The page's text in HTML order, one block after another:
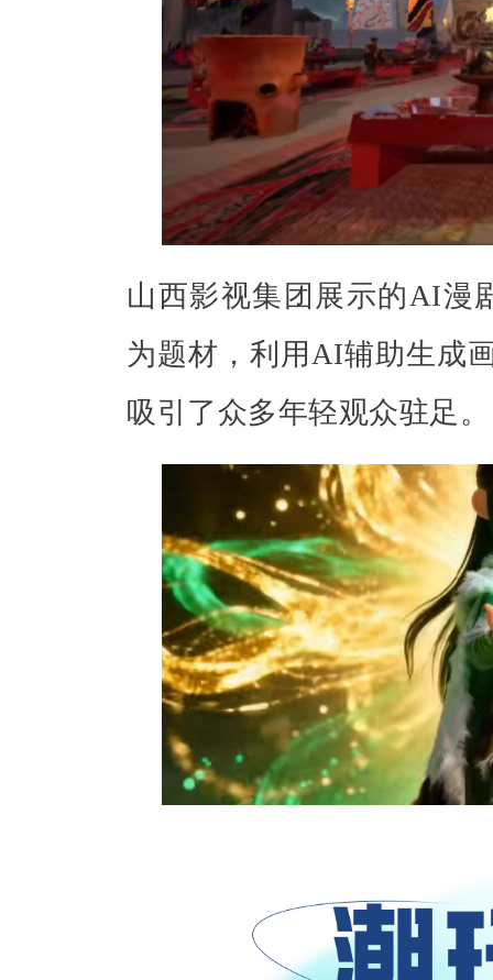
山西影视集团展示的AI漫
为题材，利用AI辅助生成
吸引了众多年轻观众驻足。